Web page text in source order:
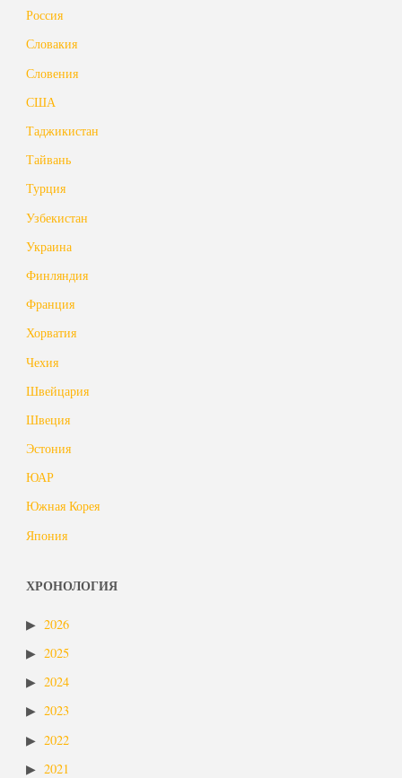
Россия
Словакия
Словения
США
Таджикистан
Тайвань
Турция
Узбекистан
Украина
Финляндия
Франция
Хорватия
Чехия
Швейцария
Швеция
Эстония
ЮАР
Южная Корея
Япония
ХРОНОЛОГИЯ
2026
2025
2024
2023
2022
2021